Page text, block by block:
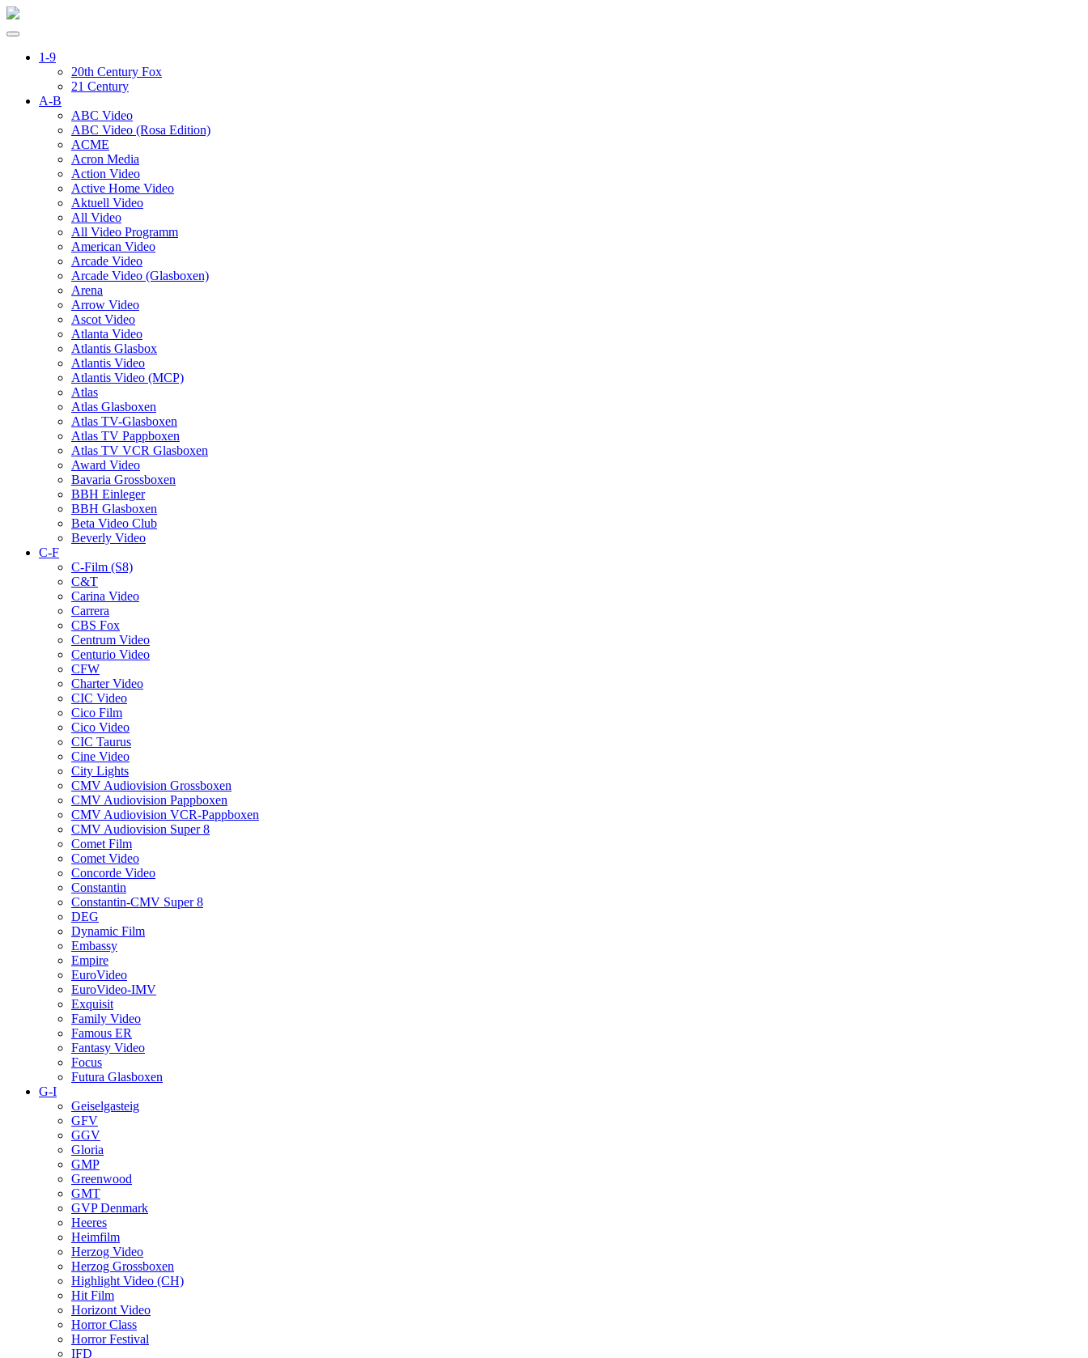
1-9
20th Century Fox
21 Century
A-B
ABC Video
ABC Video (Rosa Edition)
ACME
Acron Media
Action Video
Active Home Video
Aktuell Video
All Video
All Video Programm
American Video
Arcade Video
Arcade Video (Glasboxen)
Arena
Arrow Video
Ascot Video
Atlanta Video
Atlantis Glasbox
Atlantis Video
Atlantis Video (MCP)
Atlas
Atlas Glasboxen
Atlas TV-Glasboxen
Atlas TV Pappboxen
Atlas TV VCR Glasboxen
Award Video
Bavaria Grossboxen
BBH Einleger
BBH Glasboxen
Beta Video Club
Beverly Video
C-F
C-Film (S8)
C&T
Carina Video
Carrera
CBS Fox
Centrum Video
Centurio Video
CFW
Charter Video
CIC Video
Cico Film
Cico Video
CIC Taurus
Cine Video
City Lights
CMV Audiovision Grossboxen
CMV Audiovision Pappboxen
CMV Audiovision VCR-Pappboxen
CMV Audiovision Super 8
Comet Film
Comet Video
Concorde Video
Constantin
Constantin-CMV Super 8
DEG
Dynamic Film
Embassy
Empire
EuroVideo
EuroVideo-IMV
Exquisit
Family Video
Famous ER
Fantasy Video
Focus
Futura Glasboxen
G-I
Geiselgasteig
GFV
GGV
Gloria
GMP
Greenwood
GMT
GVP Denmark
Heeres
Heimfilm
Herzog Video
Herzog Grossboxen
Highlight Video (CH)
Hit Film
Horizont Video
Horror Class
Horror Festival
IFD